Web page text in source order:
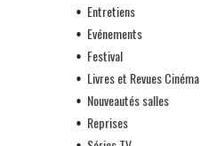
Entretiens
Evénements
Festival
Livres et Revues Cinéma
Nouveautés salles
Reprises